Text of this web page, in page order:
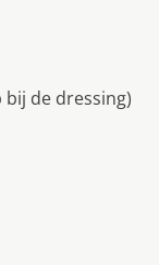
de dressing)